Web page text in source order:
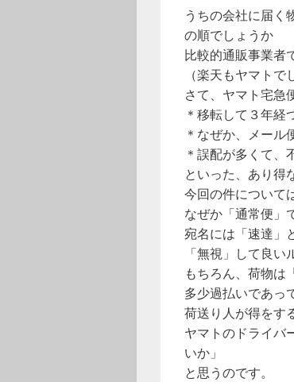
うちの会社に届く
の順でしょうか
比較的通販事業者
（楽天もヤマトで
さて、ヤマト宅急
＊移転して３年経
＊なぜか、メール
＊誤配が多くて、
といった、あり得
今回の件について
なぜか「通常便」
宛名には「速達」
「無視」して良い
もちろん、荷物は
多少過払いであっ
荷送り人が得をす
ヤマトのドライバ
いか」
と思うのです。